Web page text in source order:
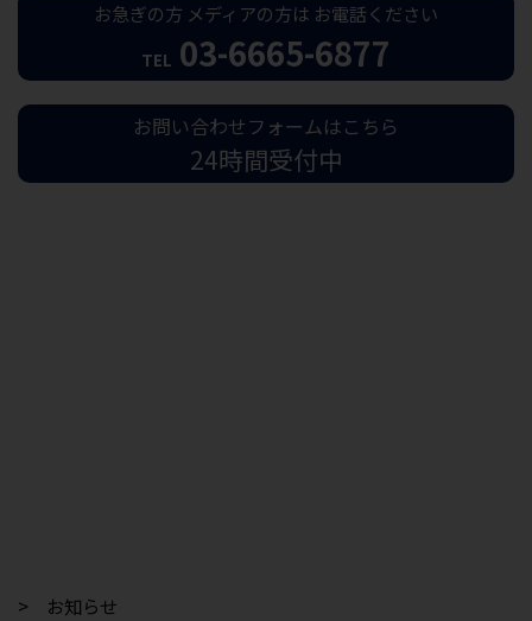
お急ぎの方 メディアの方は お電話ください
TEL 03-6665-6877
お問い合わせフォームはこちら
24時間受付中
> お知らせ